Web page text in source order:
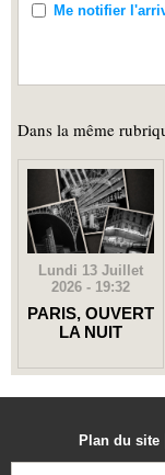
Me notifier
Dans la même
Lundi 13 Juillet
2026 - 19:32
PARIS, OUVERT
LA NUIT
Plan du site